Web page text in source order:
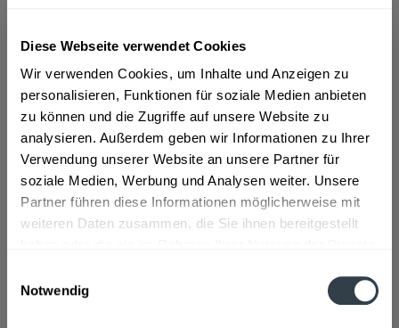
Diese Webseite verwendet Cookies
Wir verwenden Cookies, um Inhalte und Anzeigen zu
personalisieren, Funktionen für soziale Medien anbieten
zu können und die Zugriffe auf unsere Website zu
analysieren. Außerdem geben wir Informationen zu Ihrer
Verwendung unserer Website an unsere Partner für
soziale Medien, Werbung und Analysen weiter. Unsere
Partner führen diese Informationen möglicherweise mit
weiteren Daten zusammen, die Sie ihnen bereitgestellt
Notwendig
ab 46,19 € *
Inhalt:3 Liter (15,40 € * / 1 Liter)
inkl. MwSt.ggf. zzgl. Erschwerniszuschlag
Vorrätig
In denWarenkorb
Artikel-Nr.:
31759
Beschreibung